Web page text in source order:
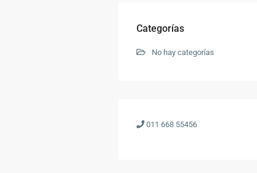
Categorías
No hay categorías
011 668 55456